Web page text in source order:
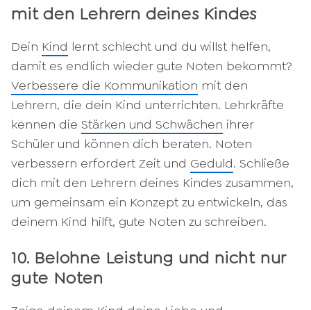
mit den Lehrern deines Kindes
Dein Kind lernt schlecht und du willst helfen,
damit es endlich wieder gute Noten bekommt?
Verbessere die Kommunikation mit den
Lehrern, die dein Kind unterrichten. Lehrkräfte
kennen die Stärken und Schwächen ihrer
Schüler und können dich beraten. Noten
verbessern erfordert Zeit und Geduld. Schließe
dich mit den Lehrern deines Kindes zusammen,
um gemeinsam ein Konzept zu entwickeln, das
deinem Kind hilft, gute Noten zu schreiben.
10. Belohne Leistung und nicht nur
gute Noten